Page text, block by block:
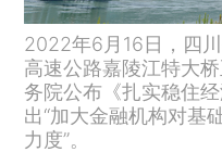
2022年6月16日，四
高速公路嘉陵江特大
务院公布《扎实稳住
出“加大金融机构对基
力度”。